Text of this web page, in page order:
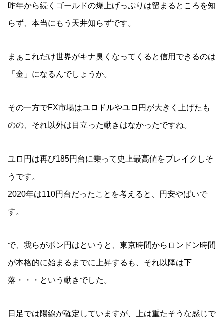
昨年から続くゴールドの爆上げっぷりは留まるところを知
らず、本当にもう天井知らずです。
まぁこれだけ世界がキナ臭くなってくると信用できるのは
「金」になるんでしょうか。
その一方でFX市場はユロドルやユロ円が大きく上げたも
のの、それ以外は目立った動きはなかったですね。
ユロ円は再び185円台に乗って史上最高値をブレイクしそ
うです。
2020年は110円台だったことを考えると、円安やばいで
す。
で、我らがポン円はというと、東京時間からロンドン時間
が本格的に始まるまでに上昇するも、それ以降は下
落・・・という動きでした。
日足では陽線が確定していますが、上は重たそうな感じで